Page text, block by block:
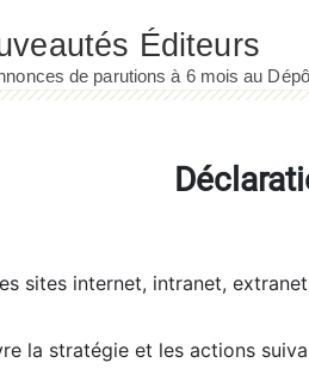
sites internet, intranet,
la stratégie et les actions